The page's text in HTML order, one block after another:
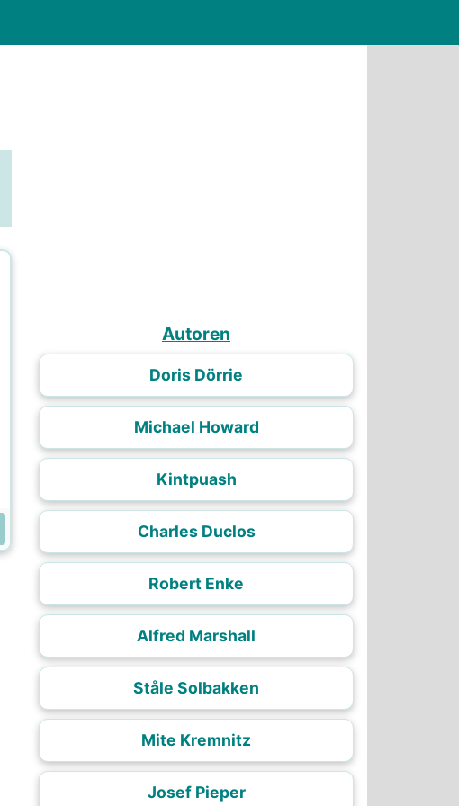
Autoren
Doris Dörrie
Michael Howard
Kintpuash
Charles Duclos
Robert Enke
Alfred Marshall
Ståle Solbakken
Mite Kremnitz
Josef Pieper